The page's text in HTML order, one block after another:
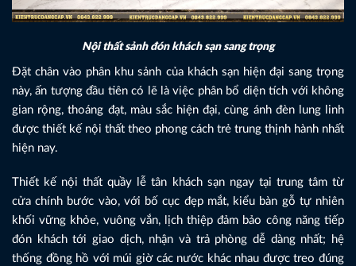
Nội thất sảnh đón khách sạn sang trọng
Đặt chân vào phân khu sảnh của khách sạn hiện đại sang trọng
này, ấn tượng đầu tiên có lẽ là việc phân bổ diện tích với không
gian rộng, thoáng đạt, màu sắc hiện đại, cùng ánh đèn lung linh
được thiết kế nội thất theo phong cách trẻ trung thịnh hành nhất
hiện nay.
Thiết kế nội thất quầy lễ tân khách sạn ngay tại trung tâm từ
cửa chính bước vào, với bố cục đẹp mắt, kiểu bàn gỗ tự nhiên
khối vững khỏe, vuông vắn, lịch thiệp đảm bảo công năng tiếp
đón khách tới giao dịch, nhận và trả phòng dễ dàng nhất; hệ
thống đồng hồ với múi giờ các nước khác nhau được treo đúng